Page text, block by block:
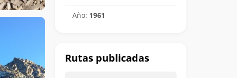
Año: 1961
Rutas publicadas